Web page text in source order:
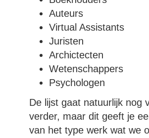
Auteurs
Virtual Assistants
Juristen
Archictecten
Wetenschappers
Psychologen
De lijst gaat natuurlijk nog
verder, maar dit geeft je
van het type werk wat we